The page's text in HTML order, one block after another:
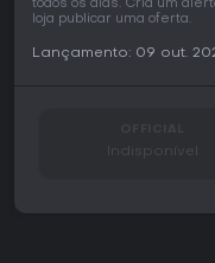
todos os dias. Cria um
loja publicar uma oferta.
Lançamento: 09 out.
Indisponível